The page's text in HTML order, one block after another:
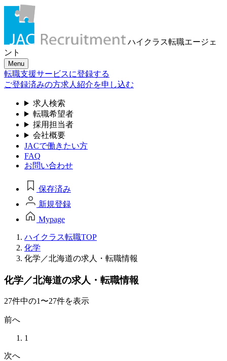
ハイクラス転職エージェ
ント
Menu
転職支援サービスに登録する
ご登録済みの方求人紹介を申し込む
求人検索
転職希望者
採用担当者
会社概要
JACで働きたい方
FAQ
お問い合わせ
保存済み
新規登録
Mypage
ハイクラス転職TOP
化学
化学／北海道の求人・転職情報
化学／北海道の求人・転職情報
27件中の1〜27件を表示
前へ
1
次へ